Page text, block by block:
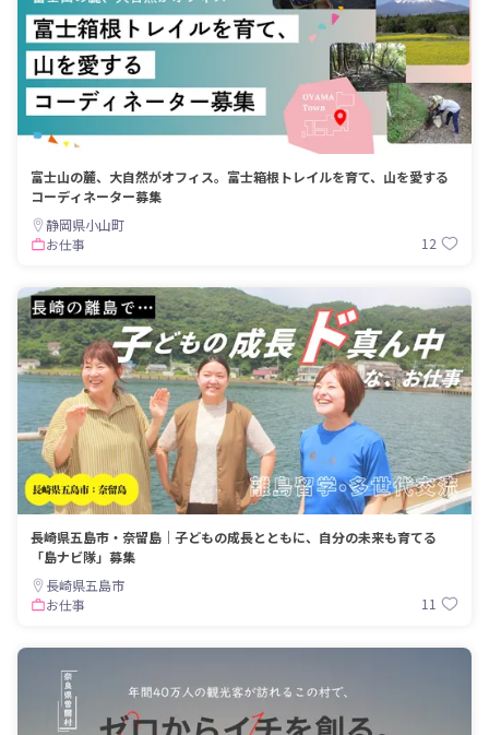
富士山の麓、大自然がオフィス。富士箱根トレイルを育て、山を愛する
コーディネーター募集
静岡県小山町
お仕事
12
長崎県五島市・奈留島｜子どもの成長とともに、自分の未来も育てる
「島ナビ隊」募集
長崎県五島市
お仕事
11